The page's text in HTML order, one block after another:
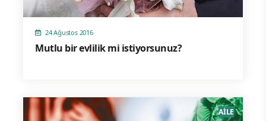
24 Ağustos 2016
Mutlu bir evlilik mi istiyorsunuz?
AİLE